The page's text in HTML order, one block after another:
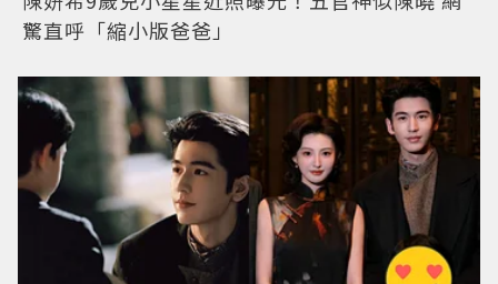
驚直呼「縮小版爸爸」